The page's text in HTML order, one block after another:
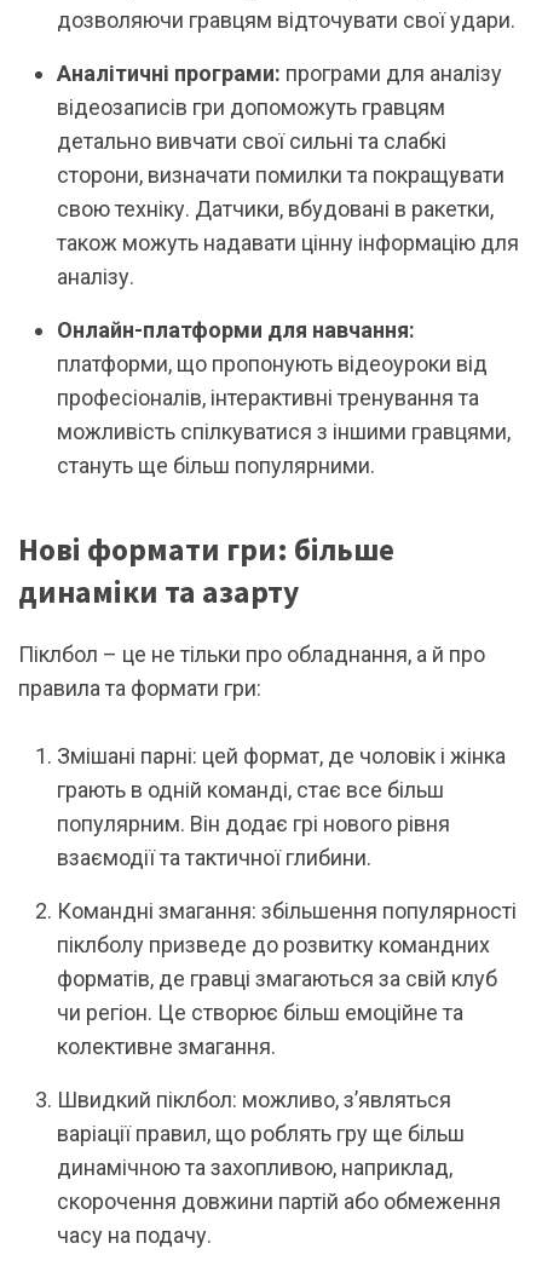
дозволяючи гравцям відточувати свої удари.
Аналітичні програми: програми для аналізу
відеозаписів гри допоможуть гравцям
детально вивчати свої сильні та слабкі
сторони, визначати помилки та покращувати
свою техніку. Датчики, вбудовані в ракетки,
також можуть надавати цінну інформацію для
аналізу.
Онлайн-платформи для навчання:
платформи, що пропонують відеоуроки від
професіоналів, інтерактивні тренування та
можливість спілкуватися з іншими гравцями,
стануть ще більш популярними.
Нові формати гри: більше
динаміки та азарту
Піклбол – це не тільки про обладнання, а й про
правила та формати гри:
Змішані парні: цей формат, де чоловік і жінка
грають в одній команді, стає все більш
популярним. Він додає грі нового рівня
взаємодії та тактичної глибини.
Командні змагання: збільшення популярності
піклболу призведе до розвитку командних
форматів, де гравці змагаються за свій клуб
чи регіон. Це створює більш емоційне та
колективне змагання.
Швидкий піклбол: можливо, з’являться
варіації правил, що роблять гру ще більш
динамічною та захопливою, наприклад,
скорочення довжини партій або обмеження
часу на подачу.